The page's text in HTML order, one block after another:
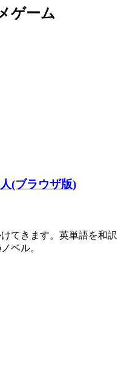
ゲーム
(ブラウザ版)
てきます。英単語を和訳
ベル。